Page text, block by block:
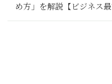
め方」を解説【ビジネス最